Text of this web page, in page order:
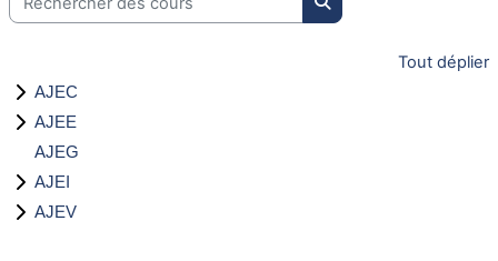
Rechercher des cours
Tout déplier
AJEC
AJEE
AJEG
AJEI
AJEV